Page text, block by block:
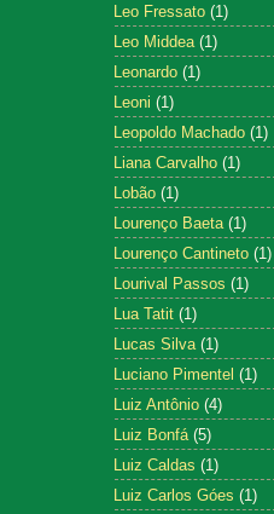
Leo Fressato (1)
Leo Middea (1)
Leonardo (1)
Leoni (1)
Leopoldo Machado (1)
Liana Carvalho (1)
Lobão (1)
Lourenço Baeta (1)
Lourenço Cantineto (1)
Lourival Passos (1)
Lua Tatit (1)
Lucas Silva (1)
Luciano Pimentel (1)
Luiz Antônio (4)
Luiz Bonfá (5)
Luiz Caldas (1)
Luiz Carlos Góes (1)